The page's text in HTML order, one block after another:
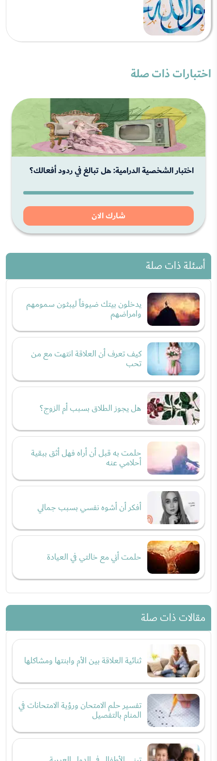
اختبارات ذات صلة
اختبار الشخصية الدرامية: هل تبالغ في ردود أفعالك؟
شارك الان
أسئلة ذات صلة
يدخلون بيتك ضيوفاً ليبثون سمومهم
وامراضهم
كيف تعرف أن العلاقة انتهت مع من
تحب
هل يجوز الطلاق بسبب أم الزوج؟
حلمت به قبل أن أراه فهل أثق ببقية
أحلامي عنه
أفكر أن أشوه نفسي بسبب جمالي
حلمت أني مع خالتي في العيادة
مقالات ذات صلة
ثنائية العلاقة بين الأم وابنتها ومشاكلها
تفسير حلم الامتحان ورؤية الامتحانات في
المنام بالتفصيل